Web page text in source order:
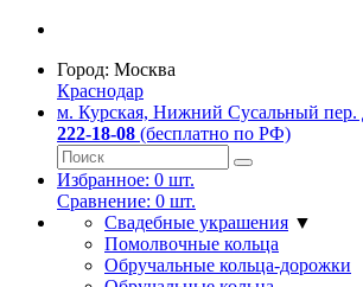
Город: Москва
Краснодар
м. Курская, Нижний Сусальный пер.
222-18-08 (бесплатно по РФ)
Избранное: 0 шт.
Сравнение: 0 шт.
Свадебные украшения ▼
Помолвочные кольца
Обручальные кольца-дорожки